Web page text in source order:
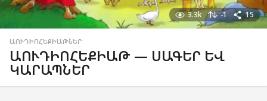
3.3k -1 15
ԱՈՒԴԻՈՀԵՔԻԱԹՆԵՐ
ԱՈՒԴԻՈՀԵՔԻԱԹ — ՍԱԳԵՐ ԵՎ
ԿԱՐԱՊՆԵՐ